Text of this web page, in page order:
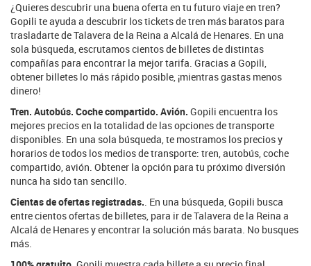
¿Quieres descubrir una buena oferta en tu futuro viaje en tren?
Gopili te ayuda a descubrir los tickets de tren más baratos para
trasladarte de Talavera de la Reina a Alcalá de Henares. En una
sola búsqueda, escrutamos cientos de billetes de distintas
compañías para encontrar la mejor tarifa. Gracias a Gopili,
obtener billetes lo más rápido posible, ¡mientras gastas menos
dinero!
Tren. Autobús. Coche compartido. Avión. Gopili encuentra los
mejores precios en la totalidad de las opciones de transporte
disponibles. En una sola búsqueda, te mostramos los precios y
horarios de todos los medios de transporte: tren, autobús, coche
compartido, avión. Obtener la opción para tu próximo diversión
nunca ha sido tan sencillo.
Cientas de ofertas registradas.. En una búsqueda, Gopili busca
entre cientos ofertas de billetes, para ir de Talavera de la Reina a
Alcalá de Henares y encontrar la solución más barata. No busques
más.